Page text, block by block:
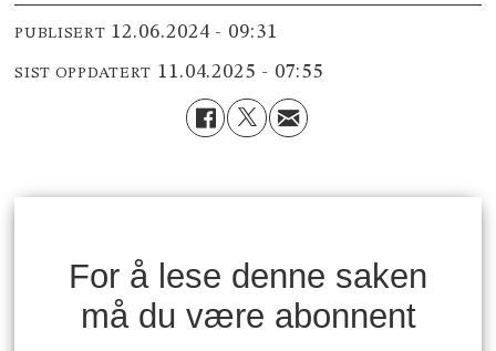
PUBLISERT 12.06.2024 - 09:31
SIST OPPDATERT 11.04.2025 - 07:55
For å lese denne saken
må du være abonnent